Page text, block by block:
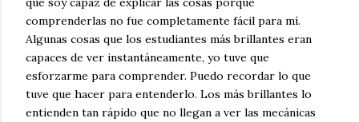
comprenderlas no fue completamente fácil para mí.
Algunas cosas que los estudiantes más brillantes eran
capaces de ver instantáneamente, yo tuve que
esforzarme para comprender. Puedo recordar lo que
tuve que hacer para entenderlo. Los más brillantes lo
entienden tan rápido que no llegan a ver las mecánicas